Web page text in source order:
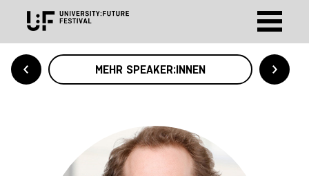
MEHR SPEAKER:INNEN